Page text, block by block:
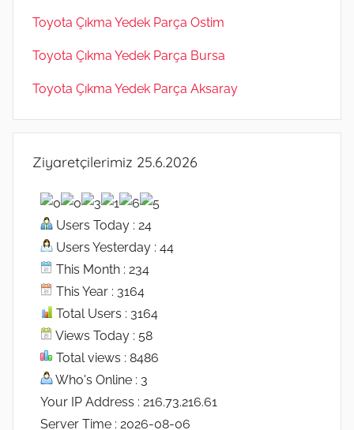
Toyota Çıkma Yedek Parça Ostim
Toyota Çıkma Yedek Parça Bursa
Toyota Çıkma Yedek Parça Aksaray
Ziyaretçilerimiz 25.6.2026
Users Today : 24
Users Yesterday : 44
This Month : 234
This Year : 3164
Total Users : 3164
Views Today : 58
Total views : 8486
Who's Online : 3
Your IP Address : 216.73.216.61
Server Time : 2026-08-06